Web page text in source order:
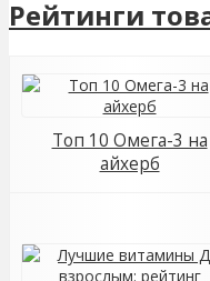
Рейтинги
Топ 10 Омега-3 на
айхерб